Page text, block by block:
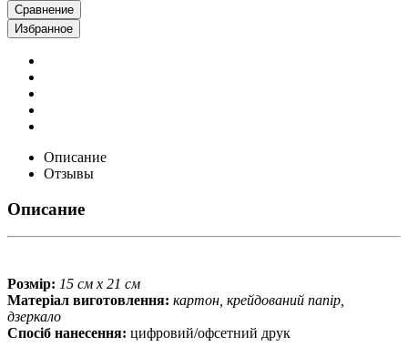
Сравнение
Избранное
Описание
Отзывы
Описание
Розмір: 15 см x 21 см
Матеріал виготовлення: картон, крейдований папір,
дзеркало
Спосіб нанесення: цифровий/офсетний друк